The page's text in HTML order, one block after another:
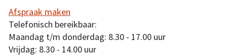
Afspraak maken
Telefonisch bereikbaar:
Maandag t/m donderdag: 8.30 - 17.00 uur
Vrijdag: 8.30 - 14.00 uur